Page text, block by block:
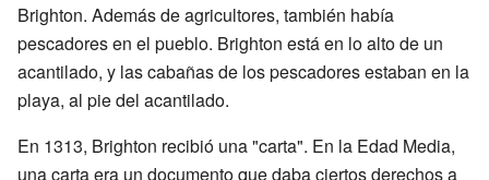
Brighton. Además de agricultores, también había
pescadores en el pueblo. Brighton está en lo alto de un
acantilado, y las cabañas de los pescadores estaban en la
playa, al pie del acantilado.
En 1313, Brighton recibió una "carta". En la Edad Media,
una carta era un documento que daba ciertos derechos a